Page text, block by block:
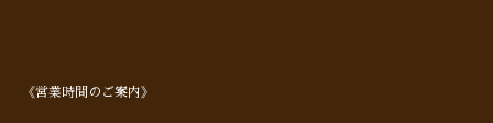
《営業時間のご案内》